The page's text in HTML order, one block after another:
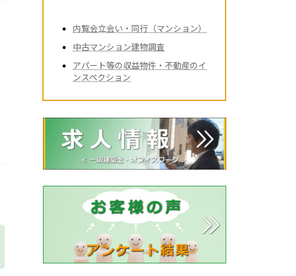
内覧会立会い・同行（マンション）
中古マンション建物調査
アパート等の収益物件・不動産のイ
ンスペクション